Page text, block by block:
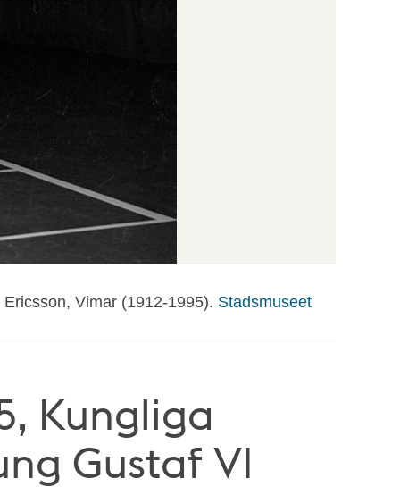
Vimar (1912-1995). Stadsmuseet
Kungliga
Gustaf VI